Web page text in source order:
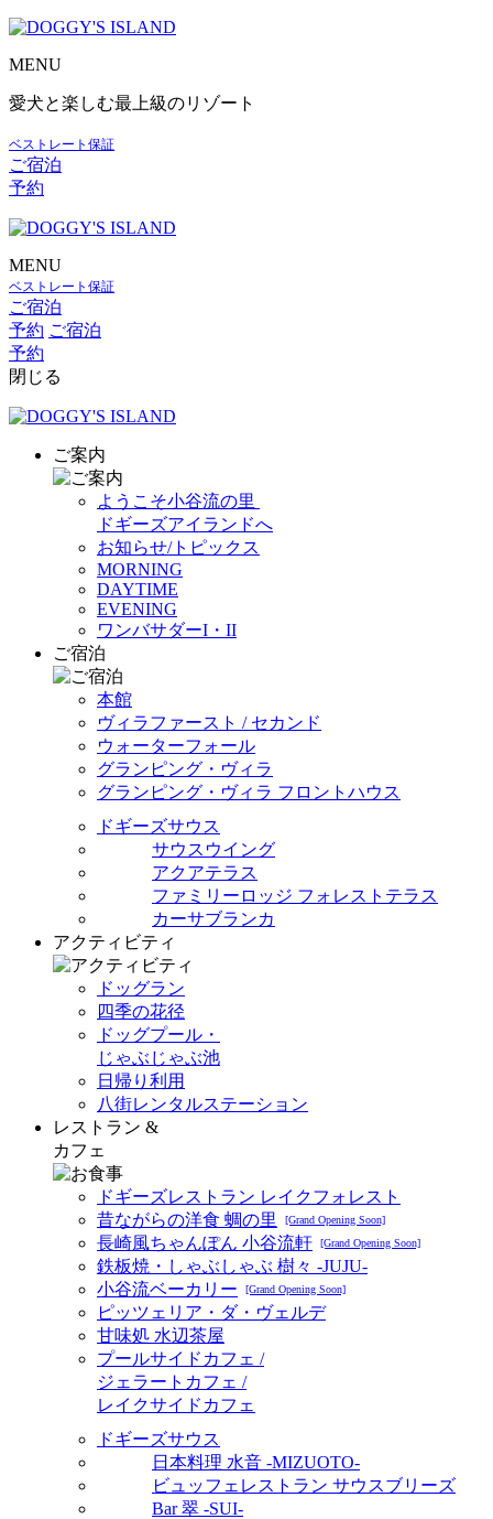
MENU
愛犬と楽しむ最上級のリゾート
ベストレート保証
ご宿泊
予約
MENU
ベストレート保証
ご宿泊
予約 ご宿泊
予約
閉じる
ご案内
ようこそ小谷流の里
ドギーズアイランドへ
お知らせ/トピックス
MORNING
DAYTIME
EVENING
ワンバサダーI・II
ご宿泊
本館
ヴィラファースト / セカンド
ウォーターフォール
グランピング・ヴィラ
グランピング・ヴィラ フロントハウス
ドギーズサウス
サウスウイング
アクアテラス
ファミリーロッジ フォレストテラス
カーサブランカ
アクティビティ
ドッグラン
四季の花径
ドッグプール・
じゃぶじゃぶ池
日帰り利用
八街レンタルステーション
レストラン &
カフェ
ドギーズレストラン レイクフォレスト
昔ながらの洋食 蜩の里
[Grand Opening Soon]
長崎風ちゃんぽん 小谷流軒 [Grand Opening Soon]
鉄板焼・しゃぶしゃぶ 樹々 -JUJU-
小谷流ベーカリー
[Grand Opening Soon]
ピッツェリア・ダ・ヴェルデ
甘味処 水辺茶屋
プールサイドカフェ /
ジェラートカフェ /
レイクサイドカフェ
ドギーズサウス
日本料理 水音 -MIZUOTO-
ビュッフェレストラン サウスブリーズ
Bar 翠 -SUI-